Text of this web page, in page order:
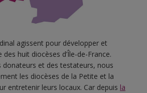
agissent pour développer et
huit diocèses d’Île-de-France.
donateurs et des testateurs, nous
les diocèses de la Petite et la
entretenir leurs locaux. Car depuis la